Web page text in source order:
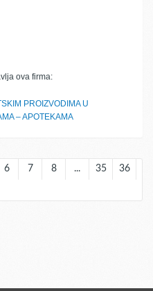
ova firma:
PROIZVODIMA U
– APOTEKAMA
6 7 8 ... 35 36